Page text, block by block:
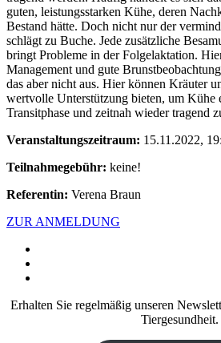
guten, leistungsstarken Kühe, deren
Bestand hätte. Doch nicht nur der
schlägt zu Buche. Jede zusätzliche
bringt Probleme in der Folgelaktation.
Management und gute
das aber nicht aus. Hier können Kräuter
wertvolle Unterstützung bieten, um Kühe
Transitphase und zeitnah wieder tragend
Veranstaltungszeitraum: 15.11.2022,
Teilnahmegebühr: keine!
Referentin: Verena Braun
ZUR ANMELDUNG
Erhalten Sie regelmäßig unseren
Tiergesundheit.